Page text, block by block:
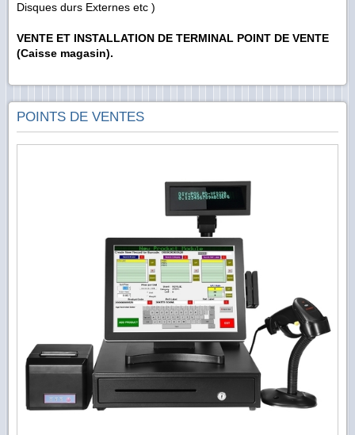
Disques durs Externes etc )
VENTE ET INSTALLATION DE TERMINAL POINT DE VENTE
(Caisse magasin).
POINTS DE VENTES